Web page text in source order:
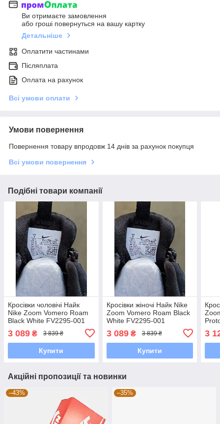
Ви отримаєте замовлення
або гроші повернуться на вашу картку
Детальніше
Оплатити частинами
Післяплата
Оплата на рахунок
Всі умови оплати
Умови повернення
Повернення товару впродовж 14 днів за рахунок покупця
Всі умови повернення
Подібні товари компанії
Кросівки чоловічі Найк
Nike Zoom Vomero Roam
Black White FV2295-001
3 089 ₴ 3 839 ₴
Купити
Кросівки жіночі Найк Nike
Zoom Vomero Roam Black
White FV2295-001
3 089₴ 3 839 ₴
Купити
3
Акційні пропозиції та новинки
–43% –35%